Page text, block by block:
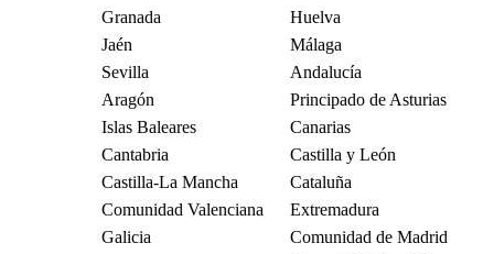
Granada
Huelva
Jaén
Málaga
Sevilla
Andalucía
Aragón
Principado de Asturias
Islas Baleares
Canarias
Cantabria
Castilla y León
Castilla-La Mancha
Cataluña
Comunidad Valenciana
Extremadura
Galicia
Comunidad de Madrid